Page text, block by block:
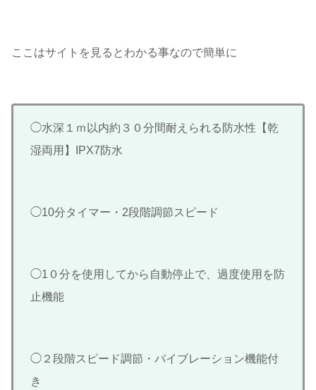
ここはサイトを見るとわかる事なので簡単に
◯水深１ｍ以内約３０分間耐えられる防水性【乾
湿両用】IPX7防水
◯10分タイマー・2段階調節スピード
◯1０分を使用してから自動停止で、過度使用を防
止機能
◯２段階スピード調節・バイブレーション機能付
き